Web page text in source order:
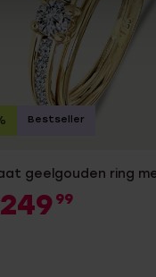
geelgouden ring
249 99
Bestseller